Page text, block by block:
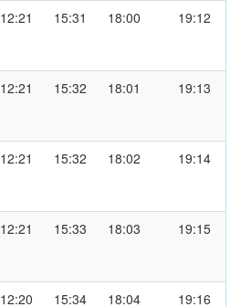
12:21 15:31 18:00 19:12
12:21 15:32 18:01 19:13
12:21 15:32 18:02 19:14
12:21 15:33 18:03 19:15
12:20 15:34 18:04 19:16